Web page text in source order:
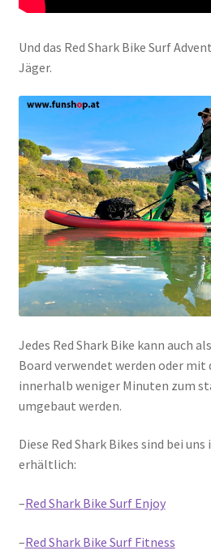
Und das Red Shark Bike Surf
Jäger.
Jedes Red Shark Bike kann auch
Board verwendet werden oder mit
innerhalb weniger Minuten zum
umgebaut werden.
Diese Red Shark Bikes sind bei uns
erhältlich:
–Red Shark Bike Surf Enjoy
–Red Shark Bike Surf Fitness